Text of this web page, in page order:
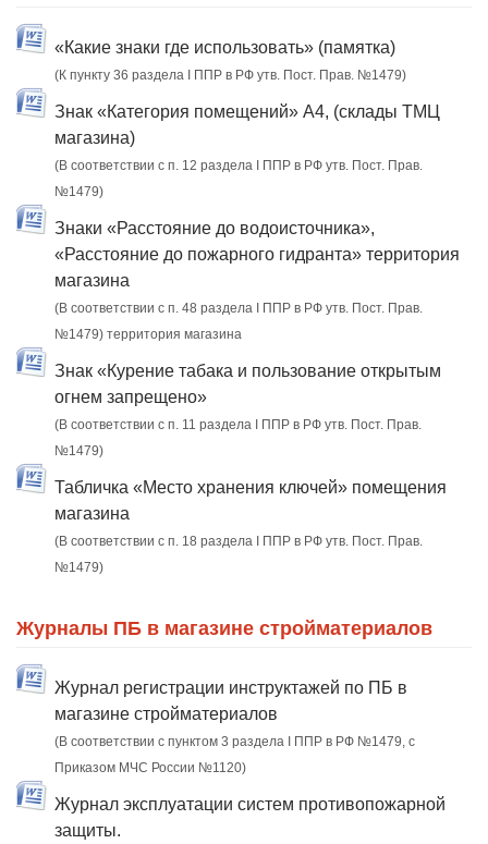
«Какие знаки где использовать» (памятка)
(К пункту 36 раздела I ППР в РФ утв. Пост. Прав. №1479)
Знак «Категория помещений» А4, (склады ТМЦ
магазина)
(В соответствии с п. 12 раздела I ППР в РФ утв. Пост. Прав.
№1479)
Знаки «Расстояние до водоисточника»,
«Расстояние до пожарного гидранта» территория
магазина
(В соответствии с п. 48 раздела I ППР в РФ утв. Пост. Прав.
№1479) территория магазина
Знак «Курение табака и пользование открытым
огнем запрещено»
(В соответствии с п. 11 раздела I ППР в РФ утв. Пост. Прав.
№1479)
Табличка «Место хранения ключей» помещения
магазина
(В соответствии с п. 18 раздела I ППР в РФ утв. Пост. Прав.
№1479)
Журналы ПБ в магазине стройматериалов
Журнал регистрации инструктажей по ПБ в
магазине стройматериалов
(В соответствии с пунктом 3 раздела I ППР в РФ №1479, с
Приказом МЧС России №1120)
Журнал эксплуатации систем противопожарной
защиты.